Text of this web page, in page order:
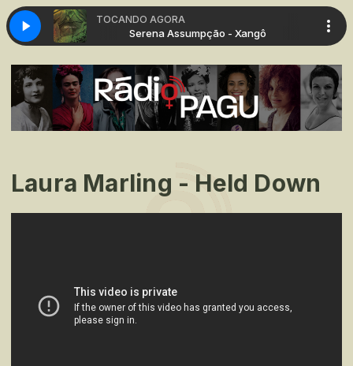
TOCANDO AGORA
- Xangô Serena Assumpção - Xangô
Laura Marling - Held Down